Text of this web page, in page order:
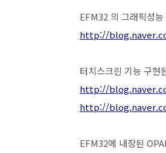
EFM32 의 그래픽성능
http://
터치스크린 기능 구현
http://
http://
EFM32에 내장된